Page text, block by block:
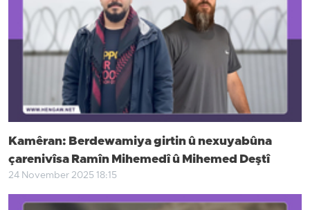
Kamêran: Berdewamiya girtin û nexuyabûna
çarenivîsa Ramîn Mihemedî û Mihemed Deştî
24 November 2025 18:15